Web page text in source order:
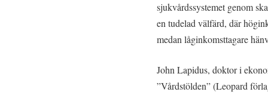
sjukvårdssystemet genom
en tudelad välfärd, där
medan låginkomsttagare
John Lapidus, doktor i
”Vårdstölden” (Leopard